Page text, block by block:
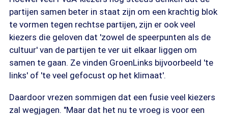
partijen samen beter in staat zijn om een krachtig blok
te vormen tegen rechtse partijen, zijn er ook veel
kiezers die geloven dat 'zowel de speerpunten als de
cultuur' van de partijen te ver uit elkaar liggen om
samen te gaan. Ze vinden GroenLinks bijvoorbeeld 'te
links' of 'te veel gefocust op het klimaat'.
Daardoor vrezen sommigen dat een fusie veel kiezers
zal wegjagen. "Maar dat het nu te vroeg is voor een